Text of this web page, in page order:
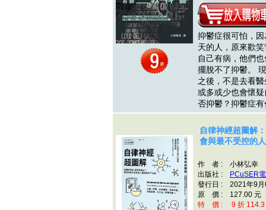
抑鬱症很可怕，
天的人，原來歡
自己有病，他們
擺脫不了抑鬱。
之後，不是去看
或多或少也會懷
否抑鬱？抑鬱症
自律神經超圖解
會與最不受控的
作 者 : 小林弘幸
出版社 :
PCuSER
發行日 : 2021年9月
原 價 : 127.00 元
特 價 : 9 折 114.3